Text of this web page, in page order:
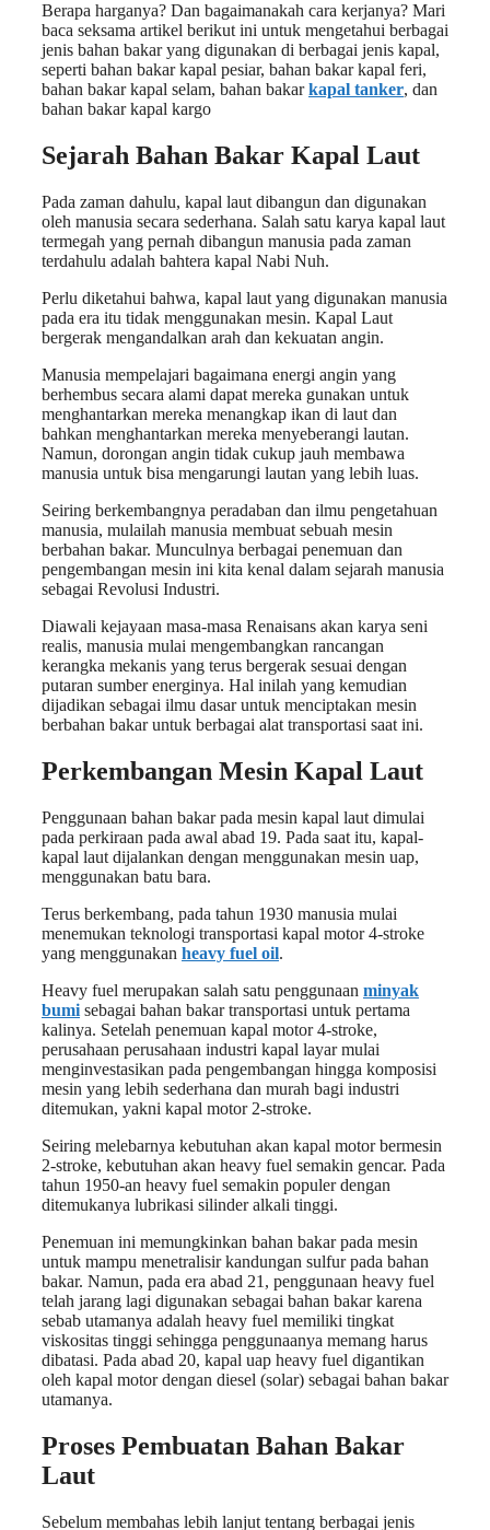
Berapa harganya? Dan bagaimanakah cara kerjanya? Mari
baca seksama artikel berikut ini untuk mengetahui berbagai
jenis bahan bakar yang digunakan di berbagai jenis kapal,
seperti bahan bakar kapal pesiar, bahan bakar kapal feri,
bahan bakar kapal selam, bahan bakarkapal tanker, dan
bahan bakar kapal kargo
Sejarah Bahan Bakar Kapal Laut
Pada zaman dahulu, kapal laut dibangun dan digunakan
oleh manusia secara sederhana. Salah satu karya kapal laut
termegah yang pernah dibangun manusia pada zaman
terdahulu adalah bahtera kapal Nabi Nuh.
Perlu diketahui bahwa, kapal laut yang digunakan manusia
pada era itu tidak menggunakan mesin. Kapal Laut
bergerak mengandalkan arah dan kekuatan angin.
Manusia mempelajari bagaimana energi angin yang
berhembus secara alami dapat mereka gunakan untuk
menghantarkan mereka menangkap ikan di laut dan
bahkan menghantarkan mereka menyeberangi lautan.
Namun, dorongan angin tidak cukup jauh membawa
manusia untuk bisa mengarungi lautan yang lebih luas.
Seiring berkembangnya peradaban dan ilmu pengetahuan
manusia, mulailah manusia membuat sebuah mesin
berbahan bakar. Munculnya berbagai penemuan dan
pengembangan mesin ini kita kenal dalam sejarah manusia
sebagai Revolusi Industri.
Diawali kejayaan masa-masa Renaisans akan karya seni
realis, manusia mulai mengembangkan rancangan
kerangka mekanis yang terus bergerak sesuai dengan
putaran sumber energinya. Hal inilah yang kemudian
dijadikan sebagai ilmu dasar untuk menciptakan mesin
berbahan bakar untuk berbagai alat transportasi saat ini.
Perkembangan Mesin Kapal Laut
Penggunaan bahan bakar pada mesin kapal laut dimulai
pada perkiraan pada awal abad 19. Pada saat itu, kapal-
kapal laut dijalankan dengan menggunakan mesin uap,
menggunakan batu bara.
Terus berkembang, pada tahun 1930 manusia mulai
menemukan teknologi transportasi kapal motor 4-stroke
yang menggunakan heavy fuel oil.
Heavy fuel merupakan salah satu penggunaan minyak
bumi sebagai bahan bakar transportasi untuk pertama
kalinya. Setelah penemuan kapal motor 4-stroke,
perusahaan perusahaan industri kapal layar mulai
menginvestasikan pada pengembangan hingga komposisi
mesin yang lebih sederhana dan murah bagi industri
ditemukan, yakni kapal motor 2-stroke.
Seiring melebarnya kebutuhan akan kapal motor bermesin
2-stroke, kebutuhan akan heavy fuel semakin gencar. Pada
tahun 1950-an heavy fuel semakin populer dengan
ditemukanya lubrikasi silinder alkali tinggi.
Penemuan ini memungkinkan bahan bakar pada mesin
untuk mampu menetralisir kandungan sulfur pada bahan
bakar. Namun, pada era abad 21, penggunaan heavy fuel
telah jarang lagi digunakan sebagai bahan bakar karena
sebab utamanya adalah heavy fuel memiliki tingkat
viskositas tinggi sehingga penggunaanya memang harus
dibatasi. Pada abad 20, kapal uap heavy fuel digantikan
oleh kapal motor dengan diesel (solar) sebagai bahan bakar
utamanya.
Proses Pembuatan Bahan Bakar
Laut
Sebelum membahas lebih lanjut tentang berbagai jenis